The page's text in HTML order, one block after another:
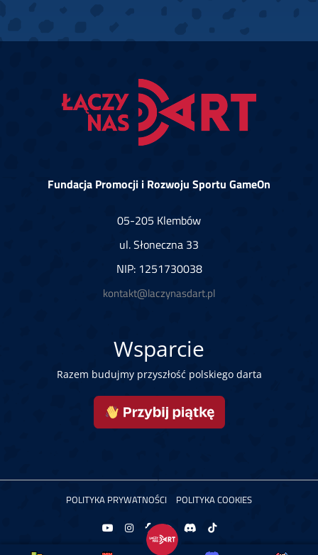
Fundacja Promocji i Rozwoju Sportu GameOn
05-205 Klembów
ul. Słoneczna 33
NIP: 1251730038
kontakt@laczynasdart.pl
Wsparcie
Razem budujmy przyszłość polskiego darta
POLITYKA PRYWATNOŚCI POLITYKA COOKIES